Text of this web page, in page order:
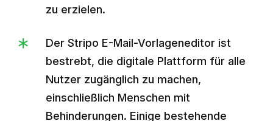
zu erzielen.
Der Stripo E-Mail-Vorlageneditor ist
bestrebt, die digitale Plattform für alle
Nutzer zugänglich zu machen,
einschließlich Menschen mit
Behinderungen. Einige bestehende